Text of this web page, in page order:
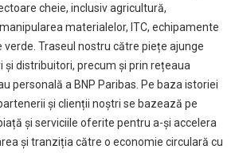
cheie, inclusiv agricultură,
materialelor, ITC, echipamente
Traseul nostru către piețe ajunge
și distribuitori, precum și prin rețeaua
personală a BNP Paribas. Pe baza istoriei
și clienții noștri se bazează pe
și serviciile oferite pentru a-și accelera
și tranziția către o economie circulară cu